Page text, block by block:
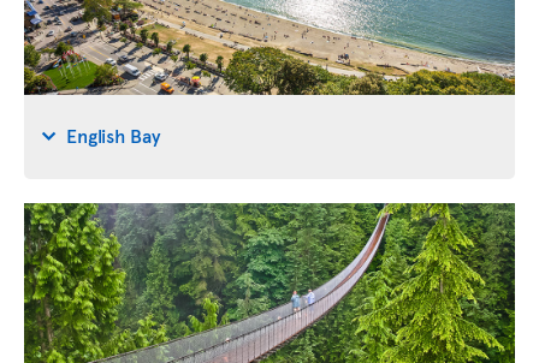
English Bay